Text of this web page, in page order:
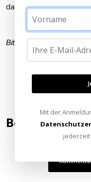
damit einverstanden.
Bitte füllen Sie alle
Bewertung
Mit der